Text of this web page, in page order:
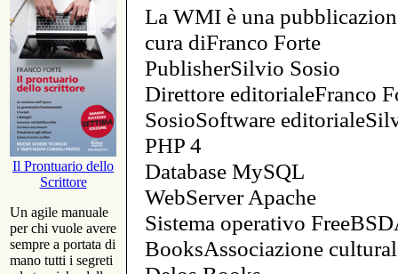
Il Prontuario dello
Scrittore
Un agile manuale
per chi vuole avere
sempre a portata di
mano tutti i segreti
La WMI è una
cura diFranco Forte
PublisherSilvio Sosio
Direttore editorialeFranco
SosioSoftware
PHP 4
Database MySQL
WebServer Apache
Sistema operativo
BooksAssociazione